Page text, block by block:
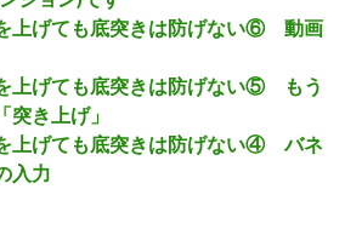
上げても底突きは防げない⑥ 動画
上げても底突きは防げない⑤ もう
突き上げ」
上げても底突きは防げない④ バネ
入力